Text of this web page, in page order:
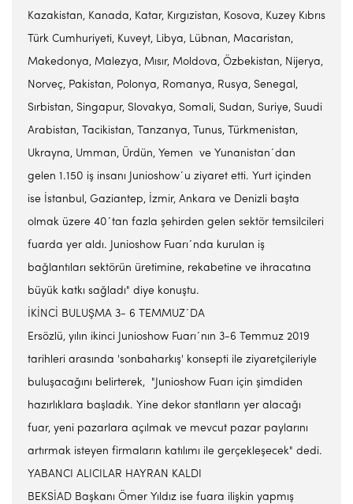
Kazakistan, Kanada, Katar, Kırgızistan, Kosova, Kuzey Kıbrıs
Türk Cumhuriyeti, Kuveyt, Libya, Lübnan, Macaristan,
Makedonya, Malezya, Mısır, Moldova, Özbekistan, Nijerya,
Norveç, Pakistan, Polonya, Romanya, Rusya, Senegal,
Sırbistan, Singapur, Slovakya, Somali, Sudan, Suriye, Suudi
Arabistan, Tacikistan, Tanzanya, Tunus, Türkmenistan,
Ukrayna, Umman, Ürdün, Yemen ve Yunanistan´dan
gelen 1.150 iş insanı Junioshow´u ziyaret etti. Yurt içinden
ise İstanbul, Gaziantep, İzmir, Ankara ve Denizli başta
olmak üzere 40´tan fazla şehirden gelen sektör temsilcileri
fuarda yer aldı. Junioshow Fuarı´nda kurulan iş
bağlantıları sektörün üretimine, rekabetine ve ihracatına
büyük katkı sağladı" diye konuştu.
İKİNCİ BULUŞMA 3- 6 TEMMUZ´DA
Ersözlü, yılın ikinci Junioshow Fuarı´nın 3-6 Temmuz 2019
tarihleri arasında 'sonbaharkış' konsepti ile ziyaretçileriyle
buluşacağını belirterek, "Junioshow Fuarı için şimdiden
hazırlıklara başladık. Yine dekor stantların yer alacağı
fuar, yeni pazarlara açılmak ve mevcut pazar paylarını
artırmak isteyen firmaların katılımı ile gerçekleşecek" dedi.
YABANCI ALICILAR HAYRAN KALDI
BEKSİAD Başkanı Ömer Yıldız ise fuara ilişkin yapmış